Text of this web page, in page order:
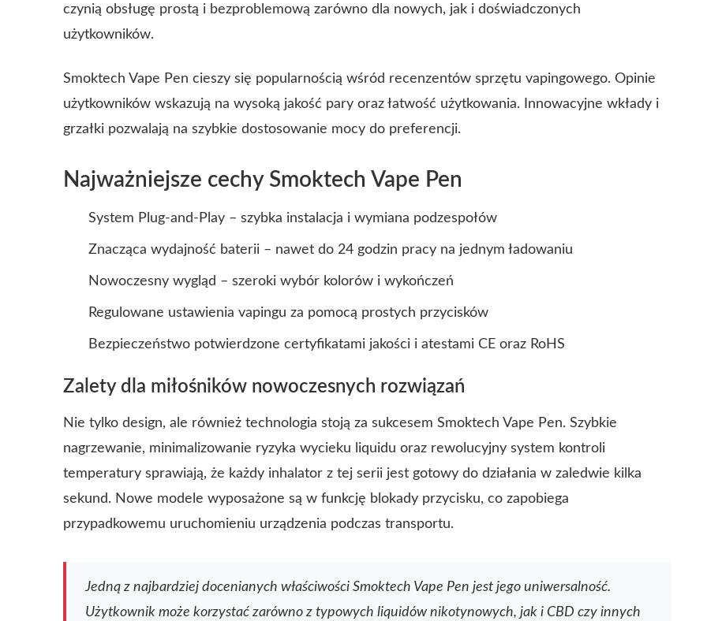
czynią obsługę prostą i bezproblemową zarówno dla nowych, jak i doświadczonych
użytkowników.
Smoktech Vape Pen cieszy się popularnością wśród recenzentów sprzętu vapingowego. Opinie
użytkowników wskazują na wysoką jakość pary oraz łatwość użytkowania. Innowacyjne wkłady i
grzałki pozwalają na szybkie dostosowanie mocy do preferencji.
Najważniejsze cechy Smoktech Vape Pen
System Plug-and-Play – szybka instalacja i wymiana podzespołów
Znacząca wydajność baterii – nawet do 24 godzin pracy na jednym ładowaniu
Nowoczesny wygląd – szeroki wybór kolorów i wykończeń
Regulowane ustawienia vapingu za pomocą prostych przycisków
Bezpieczeństwo potwierdzone certyfikatami jakości i atestami CE oraz RoHS
Zalety dla miłośników nowoczesnych rozwiązań
Nie tylko design, ale również technologia stoją za sukcesem Smoktech Vape Pen. Szybkie
nagrzewanie, minimalizowanie ryzyka wycieku liquidu oraz rewolucyjny system kontroli
temperatury sprawiają, że każdy inhalator z tej serii jest gotowy do działania w zaledwie kilka
sekund. Nowe modele wyposażone są w funkcję blokady przycisku, co zapobiega
przypadkowemu uruchomieniu urządzenia podczas transportu.
Jedną z najbardziej docenianych właściwości Smoktech Vape Pen jest jego uniwersalność.
Użytkownik może korzystać zarówno z typowych liquidów nikotynowych, jak i CBD czy innych